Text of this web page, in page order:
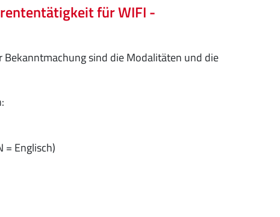
für WIFI -
sind die Modalitäten und die
= Englisch)